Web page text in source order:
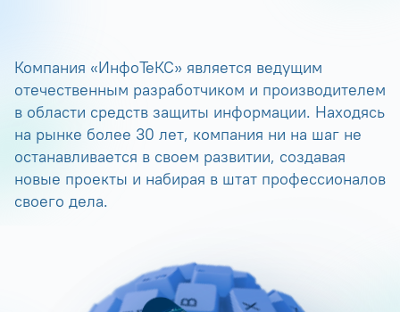
Компания «ИнфоТеКС» является ведущим
отечественным разработчиком и производителем
в области средств защиты информации. Находясь
на рынке более 30 лет, компания ни на шаг не
останавливается в своем развитии, создавая
новые проекты и набирая в штат профессионалов
своего дела.